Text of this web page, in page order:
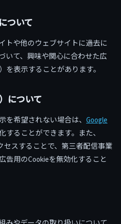
ついて
トや他のウェブサイトに過去に
いて、興味や関心に合わせた広
を表示することがあります。
について
を希望されない場合は、 Google
することができます。また、
セスすることで、第三者配信事業
告用のCookieを無効化すること